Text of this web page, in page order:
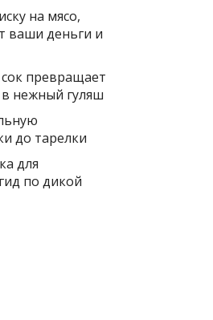
на мясо,
ваши деньги и
превращает
нежный гуляш
до тарелки
для
по дикой